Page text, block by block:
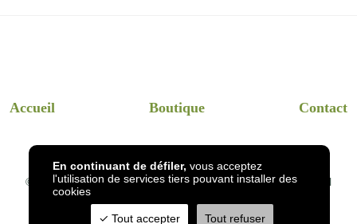
Accueil Boutique Contact
© 2026InsectsHotel- Dessins et visuels InsectsHotel en réel
En continuant de défiler, vous acceptez
l'utilisation de services tiers pouvant installer des
cookies
Tout accepter Tout refuser